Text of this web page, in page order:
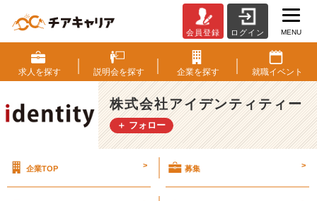
生
の
選
択
【株
式
イ
会員登録 ログイン MENU
求人を探す 説明会を探す 企業を探す 就職イベント
株式会社アイデンティティー
＋ フォロー
企業TOP > 募集 >